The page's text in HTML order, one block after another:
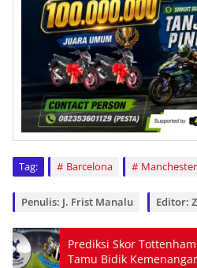
Tag: Barcelona
Penulis: J. Frist Manalu Editor:
Prediksi Skor
Tamu Bidik